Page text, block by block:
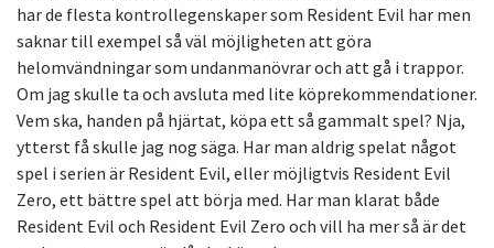
har de flesta kontrollegenskaper som Resident Evil har men
saknar till exempel så väl möjligheten att göra
helomvändningar som undanmanövrar och att gå i trappor.
Om jag skulle ta och avsluta med lite köprekommendationer.
Vem ska, handen på hjärtat, köpa ett så gammalt spel? Nja,
ytterst få skulle jag nog säga. Har man aldrig spelat något
spel i serien är Resident Evil, eller möjligtvis Resident Evil
Zero, ett bättre spel att börja med. Har man klarat både
Resident Evil och Resident Evil Zero och vill ha mer så är det